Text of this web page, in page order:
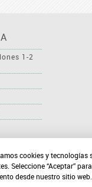
1-2
cookies y
Seleccione “Aceptar”
desde nuestro sitio web.